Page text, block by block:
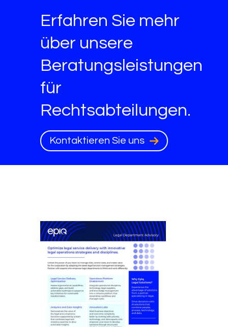
Erfahren Sie mehr
über unsere
Beratungsleistungen
für
Rechtsabteilungen.
Kontaktieren Sie uns